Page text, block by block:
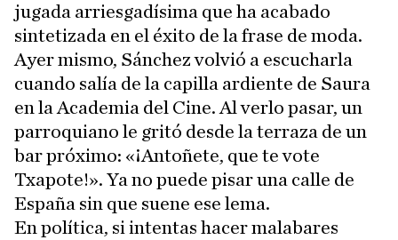
jugada arriesgadísima que ha acabado
sintetizada en el éxito de la frase de moda.
Ayer mismo, Sánchez volvió a escucharla
cuando salía de la capilla ardiente de Saura
en la Academia del Cine. Al verlo pasar, un
parroquiano le gritó desde la terraza de un
bar próximo: «¡Antoñete, que te vote
Txapote!». Ya no puede pisar una calle de
España sin que suene ese lema.
En política, si intentas hacer malabares